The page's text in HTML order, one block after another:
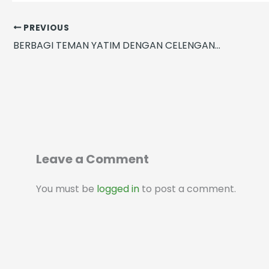
PREVIOUS
BERBAGI TEMAN YATIM DENGAN CELENGAN BAHAGIA (RA ISTIQLAL)
Leave a Comment
You must be logged in to post a comment.